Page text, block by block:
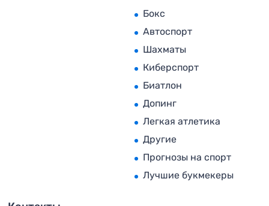
Бокс
Автоспорт
Шахматы
Киберспорт
Биатлон
Допинг
Легкая атлетика
Другие
Прогнозы на спорт
Лучшие букмекеры